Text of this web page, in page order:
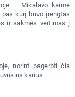
– Mikalavo kaime
kurį buvo įrengtas
ir sakmės vertimas į
norint pagerbti čia
karius